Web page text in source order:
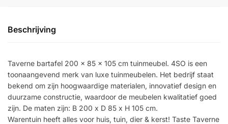
Beschrijving
Taverne bartafel 200 x 85 x 105 cm tuinmeubel. 4SO is een
toonaangevend merk van luxe tuinmeubelen. Het bedrijf staat
bekend om zijn hoogwaardige materialen, innovatief design en
duurzame constructie, waardoor de meubelen kwalitatief goed
zijn. De maten zijn: B 200 x D 85 x H 105 cm.
Warentuin heeft alles voor huis, tuin, dier & kerst! Taste Taverne